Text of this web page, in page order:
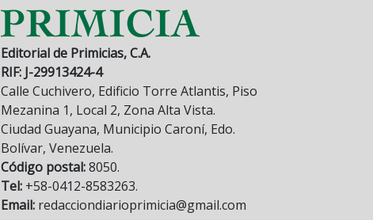
Editorial de Primicias, C.A.
RIF: J-29913424-4
Calle Cuchivero, Edificio Torre Atlantis, Piso
Mezanina 1, Local 2, Zona Alta Vista.
Ciudad Guayana, Municipio Caroní, Edo.
Bolívar, Venezuela.
Código postal:8050.
Tel: +58-0412-8583263.
Email: redacciondiarioprimicia@gmail.com